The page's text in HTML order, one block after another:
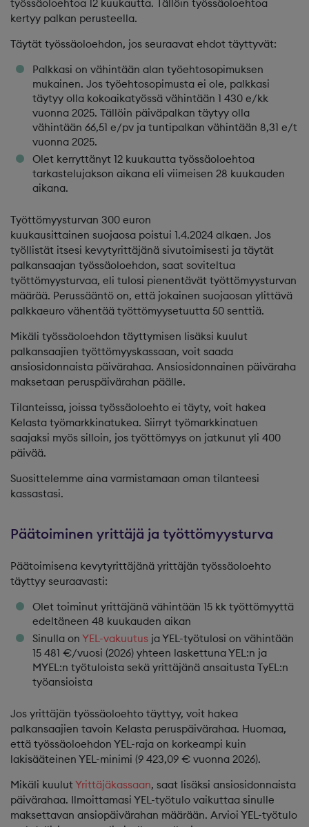
työssäoloehtoa 12 kuukautta. Tällöin työssäoloehtoa
kertyy palkan perusteella.
Täytät työssäoloehdon, jos seuraavat ehdot täyttyvät:
Palkkasi on vähintään alan työehtosopimuksen
mukainen. Jos työehtosopimusta ei ole, palkkasi
täytyy olla kokoaikatyössä vähintään 1 430 e/kk
vuonna 2025. Tällöin päiväpalkan täytyy olla
vähintään 66,51 e/pv ja tuntipalkan vähintään 8,31 e/t
vuonna 2025.
Olet kerryttänyt 12 kuukautta työssäoloehtoa
tarkastelujakson aikana eli viimeisen 28 kuukauden
aikana.
Työttömyysturvan 300 euron
kuukausittainen suojaosa poistui 1.4.2024 alkaen. Jos
työllistät itsesi kevytyrittäjänä sivutoimisesti ja täytät
palkansaajan työssäoloehdon, saat soviteltua
työttömyysturvaa, eli tulosi pienentävät työttömyysturvan
määrää. Perussääntö on, että jokainen suojaosan ylittävä
palkkaeuro vähentää työttömyysetuutta 50 senttiä.
Mikäli työssäoloehdon täyttymisen lisäksi kuulut
palkansaajien työttömyyskassaan, voit saada
ansiosidonnaista päivärahaa. Ansiosidonnainen päiväraha
maksetaan peruspäivärahan päälle.
Tilanteissa, joissa työssäoloehto ei täyty, voit hakea
Kelasta työmarkkinatukea. Siirryt työmarkkinatuen
saajaksi myös silloin, jos työttömyys on jatkunut yli 400
päivää.
Suosittelemme aina varmistamaan oman tilanteesi
kassastasi.
Päätoiminen yrittäjä ja työttömyysturva
Päätoimisena kevytyrittäjänä yrittäjän työssäoloehto
täyttyy seuraavasti:
Olet toiminut yrittäjänä vähintään 15 kk työttömyyttä
edeltäneen 48 kuukauden aikan
Sinulla on YEL-vakuutus ja YEL-työtulosi on vähintään
15 481 €/vuosi (2026) yhteen laskettuna YEL:n ja
MYEL:n työtuloista sekä yrittäjänä ansaitusta TyEL:n
työansioista
Jos yrittäjän työssäoloehto täyttyy, voit hakea
palkansaajien tavoin Kelasta peruspäivärahaa. Huomaa,
että työssäoloehdon YEL-raja on korkeampi kuin
lakisääteinen YEL-minimi (9 423,09 € vuonna 2026).
Mikäli kuulutYrittäjäkassaan, saat lisäksi ansiosidonnaista
päivärahaa. Ilmoittamasi YEL-työtulo vaikuttaa sinulle
maksettavan ansiopäivärahan määrään. Arvioi YEL-työtulo